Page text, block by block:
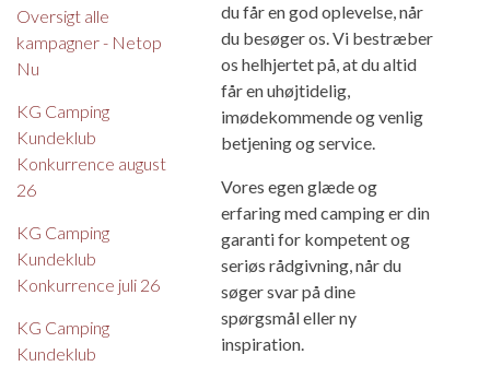
Oversigt alle
kampagner - Netop
Nu
KG Camping
Kundeklub
Konkurrence august
26
KG Camping
Kundeklub
Konkurrence juli 26
KG Camping
Kundeklub
du får en god oplevelse, når
du besøger os. Vi bestræber
os helhjertet på, at du altid
får en uhøjtidelig,
imødekommende og venlig
betjening og service.
Vores egen glæde og
erfaring med camping er din
garanti for kompetent og
seriøs rådgivning, når du
søger svar på dine
spørgsmål eller ny
inspiration.